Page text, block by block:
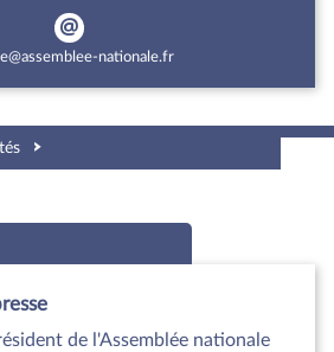
nationale.fr
de l'Assemblée nationale